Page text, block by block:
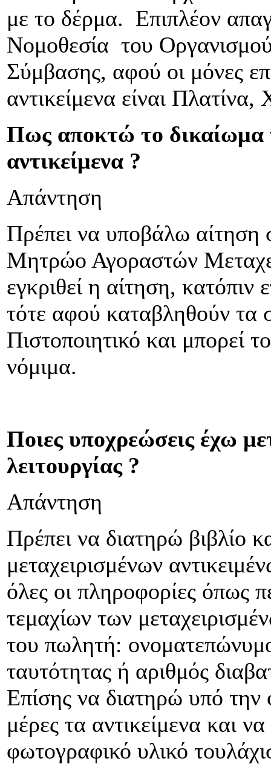
με το δέρμα. Επιπλέον
Νομοθεσία του
Σύμβασης, αφού οι μόνες
αντικείμενα είναι
Πως αποκτώ το δικαίωμα
αντικείμενα ?
Απάντηση
Πρέπει να υποβάλω αίτηση
Μητρώο Αγοραστών
εγκριθεί η αίτηση,
τότε αφού καταβληθούν τα
Πιστοποιητικό και μπορεί
νόμιμα.
Ποιες υποχρεώσεις έχω
λειτουργίας ?
Απάντηση
Πρέπει να διατηρώ βιβλίο
μεταχειρισμένων
όλες οι πληροφορίες όπως
τεμαχίων των
του πωλητή:
ταυτότητας ή αριθμός
Επίσης να διατηρώ υπό
μέρες τα αντικείμενα και
φωτογραφικό υλικό